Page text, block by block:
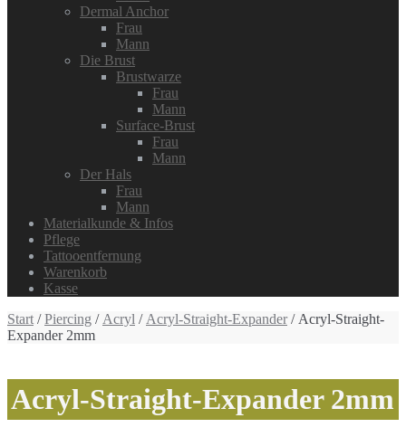
Dermal Anchor
Frau
Mann
Die Brust
Brustwarze
Frau
Mann
Surface-Brust
Frau
Mann
Der Hals
Frau
Mann
Materialkunde & Infos
Pflege
Tattooentfernung
Warenkorb
Kasse
Start /Piercing / Acryl / Acryl-Straight-Expander/ Acryl-Straight-
Expander 2mm
Acryl-Straight-Expander 2mm